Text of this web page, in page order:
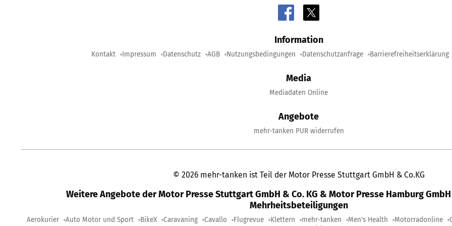
Information
Kontakt Impressum Datenschutz AGB Nutzungsbedingungen Datenschutzanfrage Barrierefreiheitserklärung
Media
Mediadaten Online
Angebote
mehr-tanken PUR widerrufen
© 2026 mehr-tanken ist Teil der Motor Presse Stuttgart GmbH & Co.KG
Weitere Angebote der Motor Presse Stuttgart GmbH & Co. KG & Motor Presse Hamburg GmbH
Mehrheitsbeteiligungen
Aerokurier Auto Motor und Sport BikeX Caravaning Cavallo Flugrevue Klettern mehr-tanken Men's Health Motorradonline